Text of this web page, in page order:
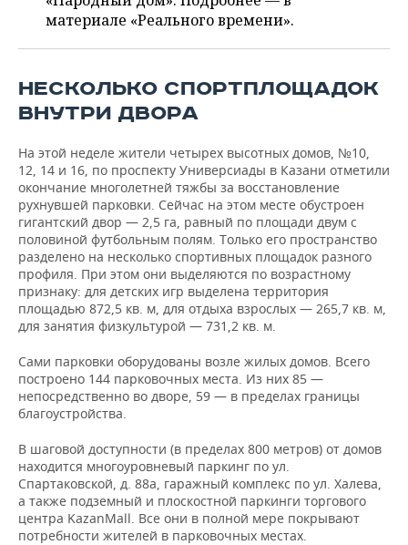
УСЛУГИ
МЕДИА
ВЫЕЗДНАЯ РЕДАКЦИЯ
ONLINE-КОНФЕРЕНЦИИ
ОТКРЫТАЯ ЛЕКЦИЯ
НОВОСТИ СПОРТА
ХОККЕЙ
БАСКЕТБОЛ
ВОЛЕЙБОЛ
КИБЕРСПОРТ
ФИГУРНОЕ КАТАНИЕ
ВОДНЫЕ ВИДЫ СПОРТА
ХОККЕЙ С МЯЧОМ
ОБЩЕСТВО
ВЛАСТЬ
ИНФРАСТРУКТУРА
ИСТОРИЯ
КУЛЬТУРА
МЕДИЦИНА
ОБРАЗОВАНИЕ
ПРОИСШЕСТВИЯ
СЮЖЕТЫ
СПРАВОЧНИК
СПИСОК ПЕРСОН
СПИСОК КОМПАНИЙ
ПОЛНАЯ ВЕРСИЯ
материале «Реального времени».
НЕСКОЛЬКО СПОРТПЛОЩАДОК
ВНУТРИ ДВОРА
На этой неделе жители четырех высотных домов, №10,
12, 14 и 16, по проспекту Универсиады в Казани отметили
окончание многолетней тяжбы за восстановление
рухнувшей парковки. Сейчас на этом месте обустроен
гигантский двор — 2,5 га, равный по площади двум с
половиной футбольным полям. Только его пространство
разделено на несколько спортивных площадок разного
профиля. При этом они выделяются по возрастному
признаку: для детских игр выделена территория
площадью 872,5 кв. м, для отдыха взрослых — 265,7 кв. м,
для занятия физкультурой — 731,2 кв. м.
Сами парковки оборудованы возле жилых домов. Всего
построено 144 парковочных места. Из них 85 —
непосредственно во дворе, 59 — в пределах границы
благоустройства.
В шаговой доступности (в пределах 800 метров) от домов
находится многоуровневый паркинг по ул.
Спартаковской, д. 88а, гаражный комплекс по ул. Халева,
а также подземный и плоскостной паркинги торгового
центра KazanMall. Все они в полной мере покрывают
потребности жителей в парковочных местах.